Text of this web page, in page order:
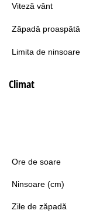
Viteză vânt
Zăpadă proaspătă
Limita de ninsoare
Climat
Ore de soare
Ninsoare (cm)
Zile de zăpadă